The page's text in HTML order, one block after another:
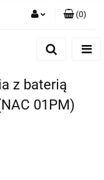
zgłoszenie
(0)
z baterią
01PM)